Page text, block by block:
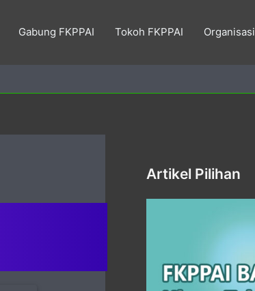
Gabung FKPPAI Tokoh FKPPAI Organisasi
Artikel Pilihan